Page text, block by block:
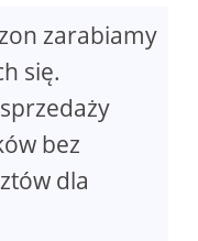
zarabiamy
się.
bez
dla